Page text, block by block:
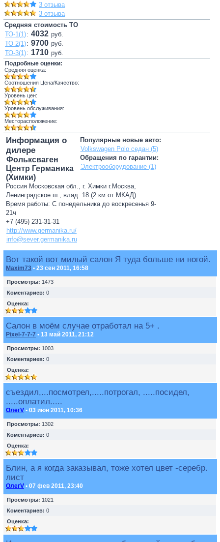
3 отзыва
3 отзыва
Средняя стоимость ТО
ТО-1(1): 4032 руб.
ТО-2(1): 9700 руб.
ТО-3(1): 1710 руб.
Подробные оценки:
Средняя оценка:
Соотношения Цена/Качество:
Уровень цен:
Уровень обслуживания:
Месторасположение:
Популярные новые авто:
Volkswagen Polo седан (5)
Обращения по гарантии:
Электрооборудование (1)
Информация о
дилере
Фольксваген
Центр Германика
(Химки)
Россия Московская обл., г. Химки г.Москва,
Ленинградское ш., влад. 18 (2 км от МКАД)
Время работы: С понедельника до воскресенья 9-
21ч
+7 (495) 231-31-31
http://www.germanika.ru/
info@sever.germanika.ru
Вот такой вот милый салон Я туда больше ни ногой.
Maxim73 • 23 сен 2011, 16:58
Просмотры: 1473
Коментариев: 0
Оценка:
Салон в моём случае отработал на 5+ .
Pixel-7-7-7 • 13 май 2011, 21:12
Просмотры: 1003
Коментариев: 0
Оценка:
съездил,...посмотрел,.....потрогал, .....посидел,
.....оплатил.....
ОлегV • 03 июн 2011, 10:36
Просмотры: 1302
Коментариев: 0
Оценка:
Блин, а я когда заказывал, тоже хотел цвет -серебр.
лист
ОлегV • 07 фев 2011, 23:40
Просмотры: 1021
Коментариев: 0
Оценка: